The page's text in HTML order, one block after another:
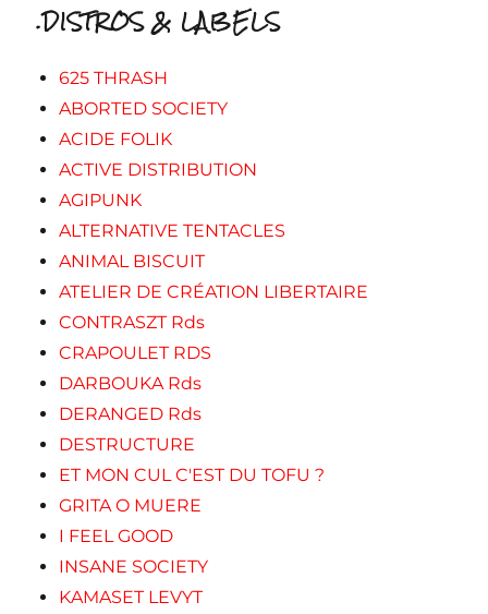
.DISTROS & LABELS
625 THRASH
ABORTED SOCIETY
ACIDE FOLIK
ACTIVE DISTRIBUTION
AGIPUNK
ALTERNATIVE TENTACLES
ANIMAL BISCUIT
ATELIER DE CRÉATION LIBERTAIRE
CONTRASZT Rds
CRAPOULET RDS
DARBOUKA Rds
DERANGED Rds
DESTRUCTURE
ET MON CUL C'EST DU TOFU ?
GRITA O MUERE
I FEEL GOOD
INSANE SOCIETY
KAMASET LEVYT